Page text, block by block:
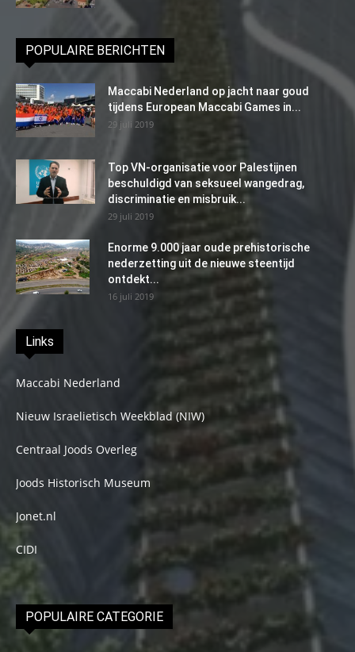
POPULAIRE BERICHTEN
Maccabi Nederland op jacht naar goud
tijdens European Maccabi Games in...
29 juli 2019
Top VN-organisatie voor Palestijnen
beschuldigd van seksueel wangedrag,
discriminatie en misbruik...
29 juli 2019
Enorme 9.000 jaar oude prehistorische
nederzetting uit de nieuwe steentijd
ontdekt...
16 juli 2019
Links
Maccabi Nederland
Nieuw Israelietisch Weekblad (NIW)
Centraal Joods Overleg
Joods Historisch Museum
Jonet.nl
CIDI
POPULAIRE CATEGORIE